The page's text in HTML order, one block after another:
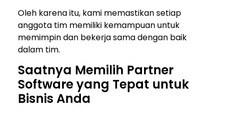
Oleh karena itu, kami memastikan setiap
anggota tim memiliki kemampuan untuk
memimpin dan bekerja sama dengan baik
dalam tim.
Saatnya Memilih Partner
Software yang Tepat untuk
Bisnis Anda